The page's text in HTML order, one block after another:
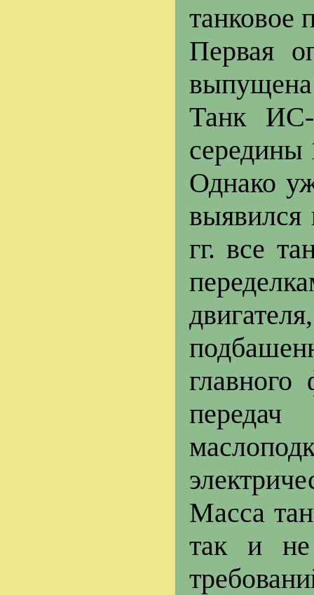
танковое
Первая
выпущена
Танк ИС-
середины
Однако
выявился
гг. все
Масса
так и не